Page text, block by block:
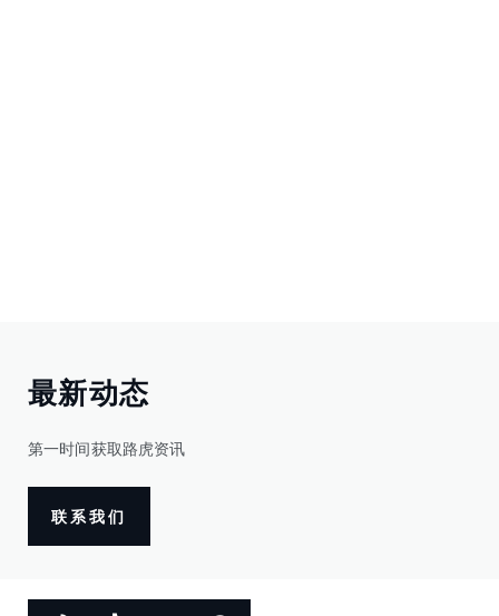
最新动态
第一时间获取路虎资讯
联系我们